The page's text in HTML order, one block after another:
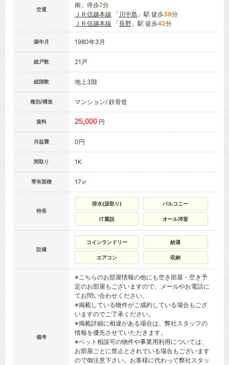
交通
南」停歩7分
ＪＲ信越本線 「 川中島 」駅 徒歩38分
ＪＲ信越本線 「長野」駅 徒歩42分
築年月 1980年3月
総戸数 21戸
総階数 地上3階
種別/構造 マンション/ 鉄骨造
賃料 25,000 円
共益費 0円
間取り 1K
専有面積 17㎡
特長
排水(汲取り) バルコニー
IT重説 オール洋室
設備
コインランドリー 給湯
エアコン 収納
備考
※こちらのお部屋情報の他にも空き部屋・空き予
定のお部屋もございますので、メールやお電話に
てお問い合わせください。
※掲載している物件がご成約している場合もござ
いますのでご了承ください。
※掲載詳細に相違がある場合は、弊社スタッフの
情報を優先させていただきます。
※ペット相談可の物件や事業用利用については、
お部屋ごとに禁止とされている場合もございます
ので御注意下さい。お客様に代わって弊社スタッ